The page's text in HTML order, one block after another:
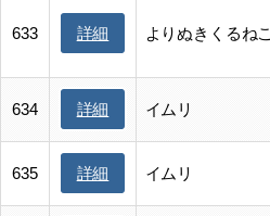
633 詳細 よりぬきくるねこ
634 詳細 イムリ
635 詳細 イムリ